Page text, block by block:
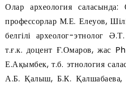
Олар археология
профессорлар М.Е. Елеуов,
белгілі археолог-этнолог
т.ғ.к. доцент Ғ.Омаров, жас
Е.Ақымбек, т.б. этнология
А.Б. Қалыш, Б.К. Қалшабаева,